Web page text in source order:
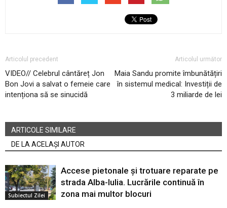
Articolul precedent
VIDEO// Celebrul cântăreț Jon
Bon Jovi a salvat o femeie care
intenționa să se sinucidă
Articolul următor
Maia Sandu promite îmbunătățiri
în sistemul medical: Investiții de
3 miliarde de lei
ARTICOLE SIMILARE
DE LA ACELAȘI AUTOR
Subiectul Zilei
Accese pietonale și trotuare reparate pe
strada Alba-Iulia. Lucrările continuă în
zona mai multor blocuri